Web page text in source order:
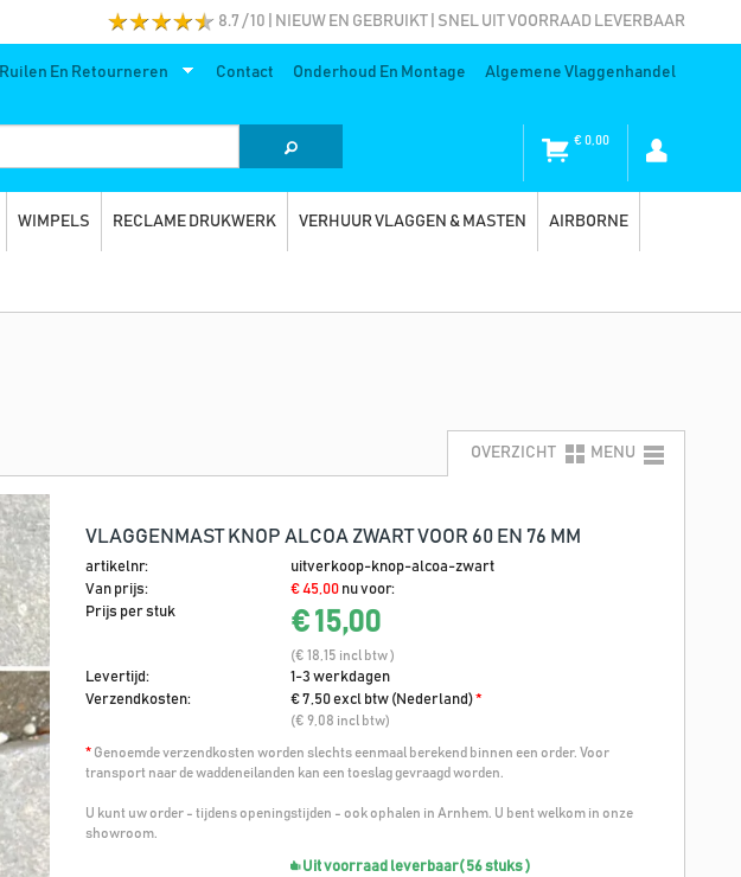
8.7 / 10 | NIEUW EN GEBRUIKT | SNEL UIT VOORRAAD LEVERBAAR
Ruilen En Retourneren Contact Onderhoud En Montage Algemene Vlaggenhandel
€0,00
WIMPELS RECLAME DRUKWERK VERHUUR VLAGGEN & MASTEN AIRBORNE
OVERZICHT MENU
VLAGGENMAST KNOP ALCOA ZWART VOOR 60 EN 76 MM
artikelnr:
uitverkoop-knop-alcoa-zwart
Van prijs:
€ 45,00 nu voor:
Prijs per stuk
€ 15,00
(€ 18,15 incl btw )
Levertijd:
1-3 werkdagen
Verzendkosten:
€ 7,50 excl btw (Nederland)*
(€ 9,08 incl btw)
* Genoemde verzendkosten worden slechts eenmaal berekend binnen een order. Voor
transport naar de waddeneilanden kan een toeslag gevraagd worden.
U kunt uw order - tijdens openingstijden - ook ophalen in Arnhem. U bent welkom in onze
showroom.
Uit voorraad leverbaar( 56 stuks )